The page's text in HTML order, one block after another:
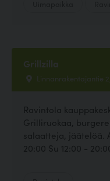
Grillzilla
Linnanrakentajantie
Ravintola
Grilliruokaa,
salaatteja, jäätelöä.
20:00 Su 12:00 - 20:00